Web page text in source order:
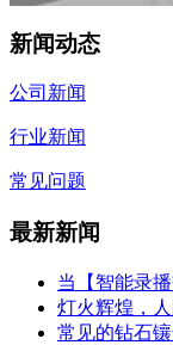
新闻动态
公司新闻
行业新闻
常见问题
最新新闻
当【智能录
灯火辉煌，
常见的钻石